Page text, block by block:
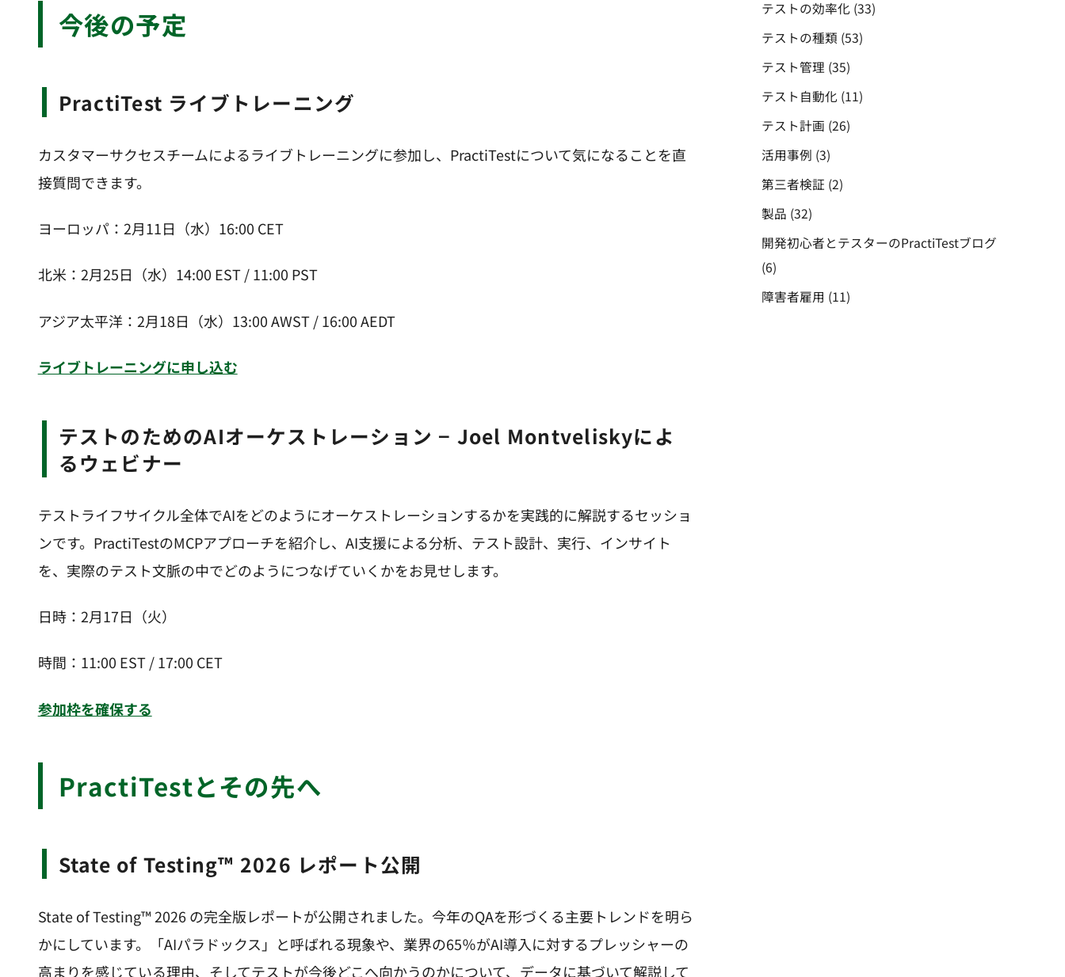
今後の予定
PractiTest ライブトレーニング
カスタマーサクセスチームによるライブトレーニングに参加し、PractiTestについて気になることを直
接質問できます。
ヨーロッパ：2月11日（水）16:00 CET
北米：2月25日（水）14:00 EST / 11:00 PST
アジア太平洋：2月18日（水）13:00 AWST / 16:00 AEDT
ライブトレーニングに申し込む
テストのためのAIオーケストレーション − Joel Montveliskyによ
るウェビナー
テストライフサイクル全体でAIをどのようにオーケストレーションするかを実践的に解説するセッショ
ンです。PractiTestのMCPアプローチを紹介し、AI支援による分析、テスト設計、実行、インサイト
を、実際のテスト文脈の中でどのようにつなげていくかをお見せします。
日時：2月17日（火）
時間：11:00 EST / 17:00 CET
参加枠を確保する
PractiTestとその先へ
State of Testing™ 2026 レポート公開
State of Testing™ 2026 の完全版レポートが公開されました。今年のQAを形づくる主要トレンドを明ら
かにしています。「AIパラドックス」と呼ばれる現象や、業界の65％がAI導入に対するプレッシャーの
高まりを感じている理由、そしてテストが今後どこへ向かうのかについて、データに基づいて解説して
テストの効率化 (33)
テストの種類 (53)
テスト管理 (35)
テスト自動化 (11)
テスト計画 (26)
活用事例 (3)
第三者検証 (2)
製品 (32)
開発初心者とテスターのPractiTestブログ
(6)
障害者雇用 (11)